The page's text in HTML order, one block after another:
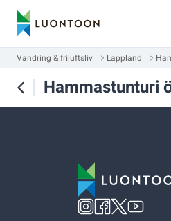
Vandring & friluftsliv Lappland
Hammastunturi